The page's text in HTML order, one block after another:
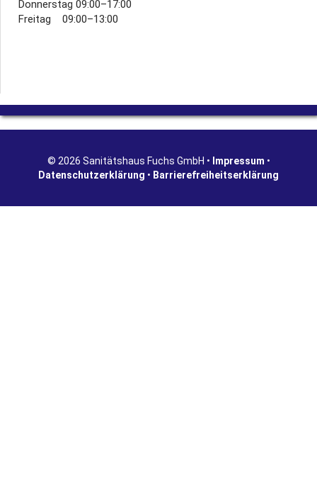
Donnerstag 09:00–17:00
Freitag 09:00–13:00
© 2026 Sanitätshaus Fuchs GmbH • Impressum •
Datenschutzerklärung • Barrierefreiheitserklärung